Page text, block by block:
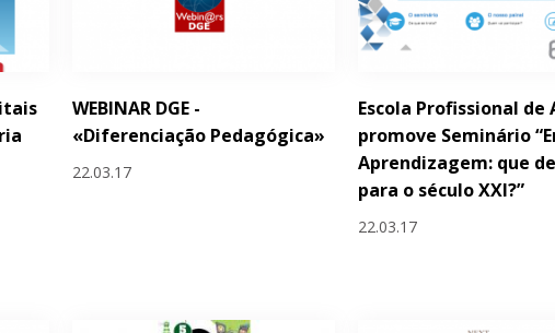
WEBINAR DGE -
«Diferenciação Pedagógica»
22.03.17
Escola Profissional de
promove Seminário
Aprendizagem: que
para o século XXI?”
22.03.17